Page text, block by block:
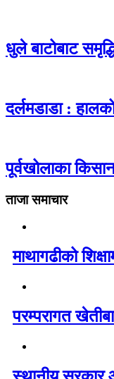
धुले बाटोबाट
दर्लमडाडा :
पूर्वखोलाका
ताजा समाचार
माथागढीको
परम्परागत